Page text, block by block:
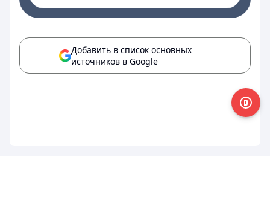
Добавить в список основных
источников в Google